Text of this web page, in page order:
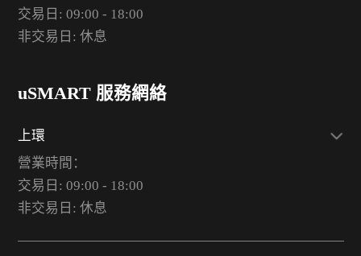
交易日: 09:00 - 18:00
非交易日: 休息
uSMART 服務網絡
上環
營業時間：
交易日: 09:00 - 18:00
非交易日: 休息